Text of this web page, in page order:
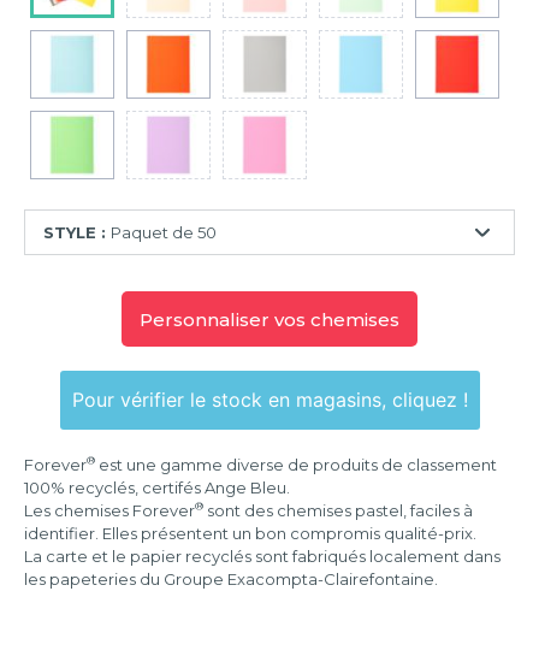
STYLE : Paquet de 50
Paquet
100
Personnaliser vos chemises
Pour vérifier le stock en magasins, cliquez !
Forever® est une gamme diverse de produits de classement
100% recyclés, certifés Ange Bleu.
Les chemises Forever® sont des chemises pastel, faciles à
identifier. Elles présentent un bon compromis qualité-prix.
La carte et le papier recyclés sont fabriqués localement dans
les papeteries du Groupe Exacompta-Clairefontaine.